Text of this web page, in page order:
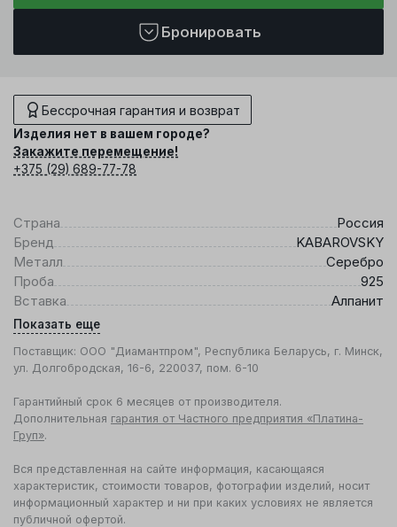
Бронировать
Бессрочная гарантия и возврат
Изделия нет в вашем городе?
Закажите перемещение!
+375 (29) 689-77-78
Страна
Россия
Бренд
KABAROVSKY
Металл
Серебро
Проба
925
Вставка
Алпанит
Показать еще
Поставщик: ООО "Диамантпром", Республика Беларусь, г. Минск,
ул. Долгобродская, 16-6, 220037, пом. 6-10
Гарантийный срок 6 месяцев от производителя.
Дополнительная гарантия от Частного предприятия «Платина-
Груп».
Вся представленная на сайте информация, касающаяся
характеристик, стоимости товаров, фотографии изделий, носит
информационный характер и ни при каких условиях не является
публичной офертой.